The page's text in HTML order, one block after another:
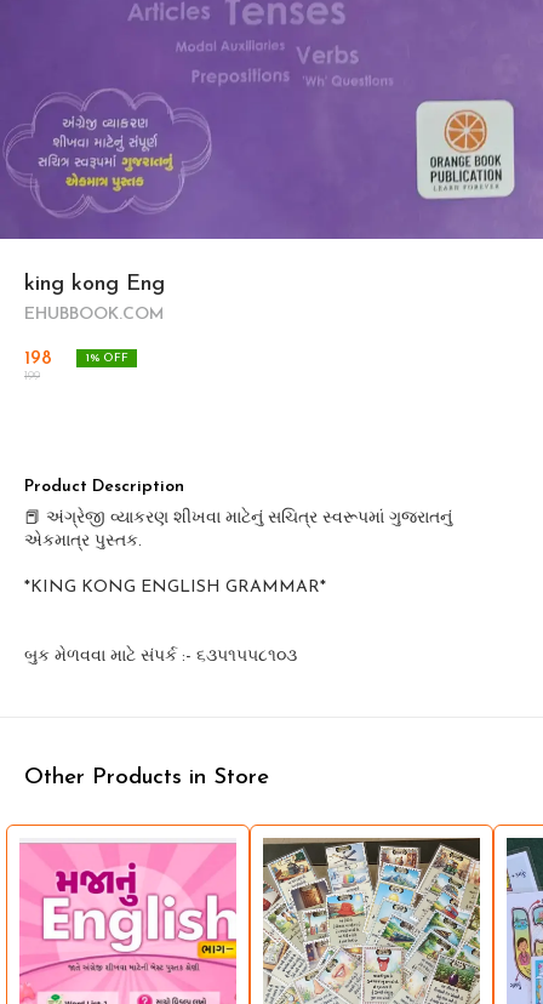
king kong Eng
EHUBBOOK.COM
198
199
1% OFF
Product Description
📕 અંગ્રેજી વ્યાકરણ શીખવા માટેનું સચિત્ર સ્વરૂપમાં ગુજરાતનું
એકમાત્ર પુસ્તક.
*KING KONG ENGLISH GRAMMAR*
બુક મેળવવા માટે સંપર્ક :- ૬૩૫૧૫૫૮૧૦૩
Other Products in Store